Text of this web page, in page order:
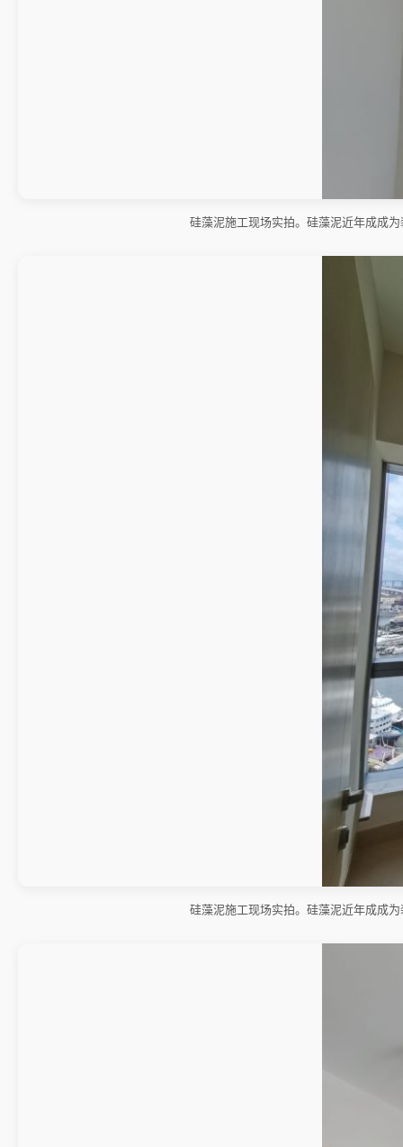
硅藻泥施工现场实拍。硅藻泥近年成成
硅藻泥施工现场实拍。硅藻泥近年成成